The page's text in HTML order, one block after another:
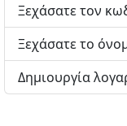
Ξεχάσατε τον
Ξεχάσατε το
Δημιουργία